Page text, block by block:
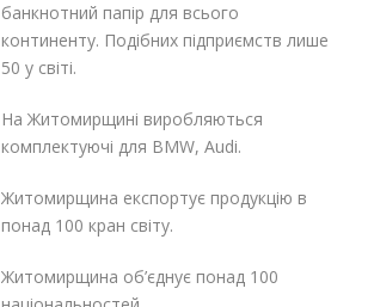
банкнотний папір для всього
континенту. Подібних підприємств лише
50 у світі.
На Житомирщині виробляються
комплектуючі для BMW, Audi.
Житомирщина експортує продукцію в
понад 100 кран світу.
Житомирщина об’єднує понад 100